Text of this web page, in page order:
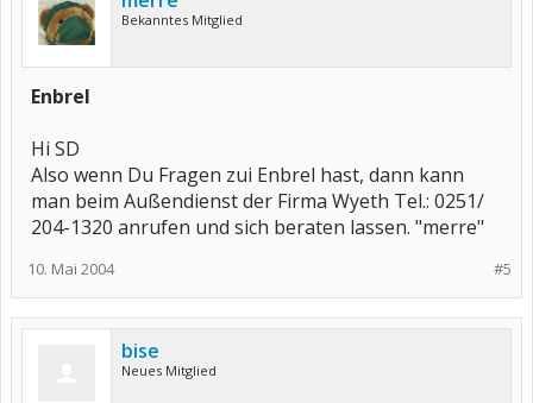
Bekanntes Mitglied
Enbrel
Hi SD
Also wenn Du Fragen zui Enbrel hast, dann kann
man beim Außendienst der Firma Wyeth Tel.: 0251/
204-1320 anrufen und sich beraten lassen. "merre"
#5
10. Mai 2004
bise
Neues Mitglied